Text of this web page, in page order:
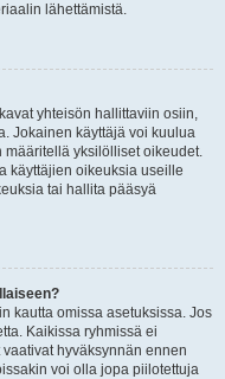
lähettämistä.
yhteisön hallittaviin osiin,
Jokainen käyttäjä voi kuulua
yksilölliset oikeudet.
käyttäjien oikeuksia useille
tai hallita pääsyä
kautta omissa asetuksissa. Jos
Kaikissa ryhmissä ei
hyväksynnän ennen
voi olla jopa piilotettuja